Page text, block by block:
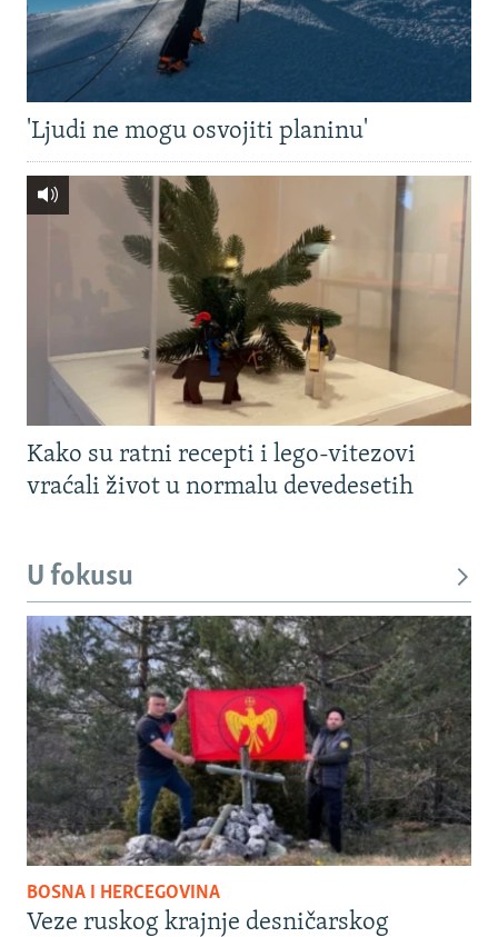
'Ljudi ne mogu osvojiti planinu'
Kako su ratni recepti i lego-vitezovi
vraćali život u normalu devedesetih
U fokusu
BOSNA I HERCEGOVINA
Veze ruskog krajnje desničarskog